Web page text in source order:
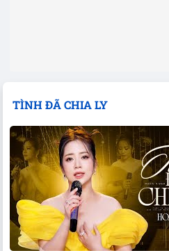
TÌNH ĐÃ CHIA LY